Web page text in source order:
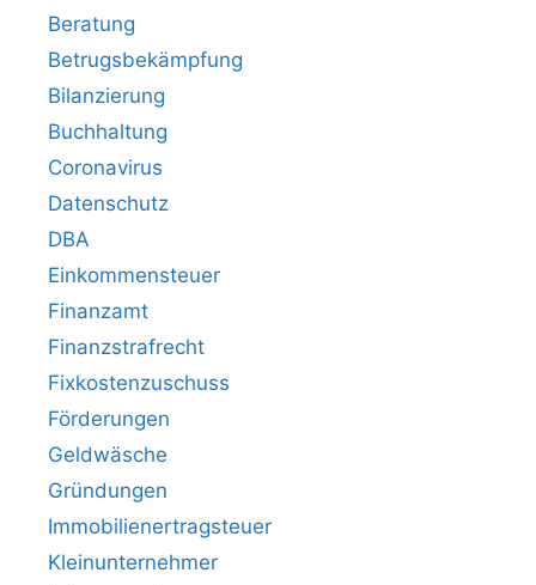
Beratung
Betrugsbekämpfung
Bilanzierung
Buchhaltung
Coronavirus
Datenschutz
DBA
Einkommensteuer
Finanzamt
Finanzstrafrecht
Fixkostenzuschuss
Förderungen
Geldwäsche
Gründungen
Immobilienertragsteuer
Kleinunternehmer